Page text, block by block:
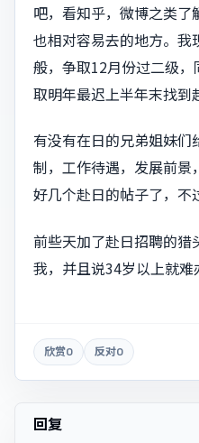
吧，看知乎，微博之类
也相对容易去的地方。
般，争取12月份过二级
取明年最迟上半年末找到
有没有在日的兄弟姐妹
制，工作待遇，发展前
好几个赴日的帖子了，不
前些天加了赴日招聘的猎
我，并且说34岁以上就难
欣赏0 反对0
回复